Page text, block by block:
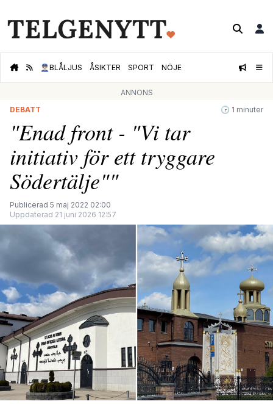
👮🏻‍♂️BLÅLJUS ÅSIKTER SPORT NÖJE
ANNONS
DEBATT
🕝 1 minuter
"Enad front - "Vi tar
initiativ för ett tryggare
Södertälje""
Publicerad 5 maj 2022 02:00
Uppdaterad 21 juni 2026 12:57